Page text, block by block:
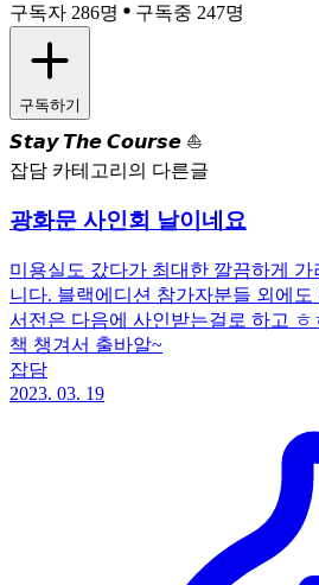
구독자 286명
구독중 247명
구독하기
𝙎𝙩𝙖𝙮 𝙏𝙝𝙚 𝘾𝙤𝙪𝙧𝙨𝙚 ⛵
잡담 카테고리의 다른글
광화문 사인회 날이네요
미용실도 갔다가 최대한 깔끔하게
니다. 블랙에디션 참가자분들 외에
서전은 다음에 사인받는걸로 하고 ㅎ
책 챙겨서 출바알~
잡담
2023. 03. 19